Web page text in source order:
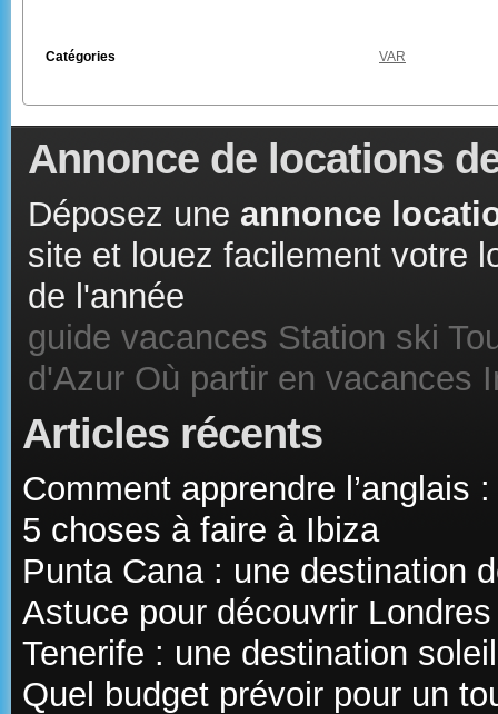
Catégories VAR
Annonce de locations
Déposez une annonce
site et louez facilement votre
de l'année
guide vacances Station ski
d'Azur Où partir en vacances
Articles récents
Comment apprendre l’anglais
5 choses à faire à Ibiza
Punta Cana : une destination
Astuce pour découvrir Londres
Tenerife : une destination
Quel budget prévoir pour un